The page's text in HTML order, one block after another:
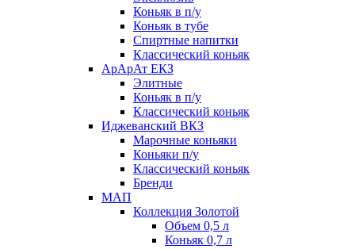
Коньяк в п/у
Коньяк в тубе
Спиртные напитки
Классический коньяк
АрАрАт ЕКЗ
Элитные
Коньяк в п/у
Классический коньяк
Иджеванский ВКЗ
Марочные коньяки
Коньяки п/у
Классический коньяк
Бренди
МАП
Коллекция Золотой
Объем 0,5 л
Коньяк 0,7 л